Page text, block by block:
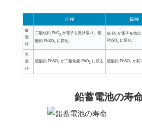
正極 負極
放
電
時
二酸化鉛 PbO2 が電子を受け取り、硫
酸鉛 PbSO4 に変化
鉛 Pb が電子を放
PbSO4 に変化
充
電
時
硫酸鉛 PbSO4 が二酸化鉛 PbO2 に戻る 硫酸鉛 PbSO4 が鉛
鉛蓄電池の寿